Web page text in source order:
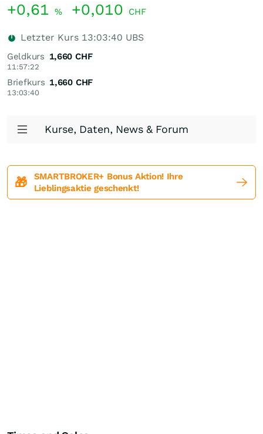
+0,61 % +0,010 CHF
Letzter Kurs 13:03:40 UBS
Geldkurs
11:57:22
1,660 CHF
Briefkurs
13:03:40
1,660 CHF
Kurse, Daten, News & Forum
🎁
SMARTBROKER+ Bonus Aktion! Ihre
Lieblingsaktie geschenkt!